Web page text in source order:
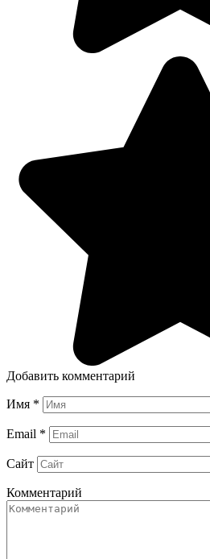
Добавить комментарий
Имя *
Email *
Сайт
Комментарий